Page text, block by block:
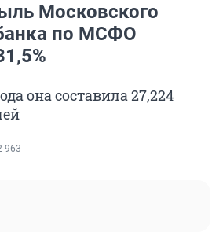
Московского
по МСФО
она составила 27,224
963